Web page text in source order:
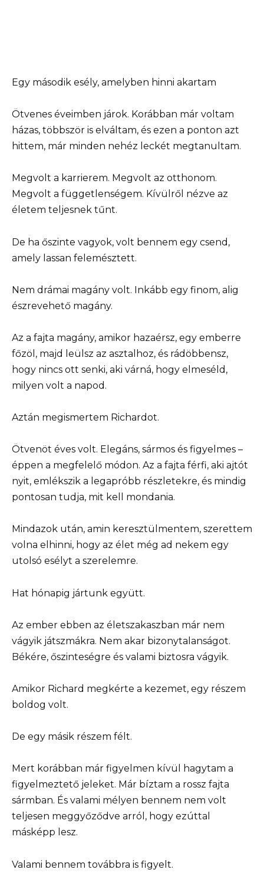
Egy második esély, amelyben hinni akartam
Ötvenes éveimben járok. Korábban már voltam
házas, többször is elváltam, és ezen a ponton azt
hittem, már minden nehéz leckét megtanultam.
Megvolt a karrierem. Megvolt az otthonom.
Megvolt a függetlenségem. Kívülről nézve az
életem teljesnek tűnt.
De ha őszinte vagyok, volt bennem egy csend,
amely lassan felemésztett.
Nem drámai magány volt. Inkább egy finom, alig
észrevehető magány.
Az a fajta magány, amikor hazaérsz, egy emberre
főzöl, majd leülsz az asztalhoz, és rádöbbensz,
hogy nincs ott senki, aki várná, hogy elmeséld,
milyen volt a napod.
Aztán megismertem Richardot.
Ötvenöt éves volt. Elegáns, sármos és figyelmes –
éppen a megfelelő módon. Az a fajta férfi, aki ajtót
nyit, emlékszik a legapróbb részletekre, és mindig
pontosan tudja, mit kell mondania.
Mindazok után, amin keresztülmentem, szerettem
volna elhinni, hogy az élet még ad nekem egy
utolsó esélyt a szerelemre.
Hat hónapig jártunk együtt.
Az ember ebben az életszakaszban már nem
vágyik játszmákra. Nem akar bizonytalanságot.
Békére, őszinteségre és valami biztosra vágyik.
Amikor Richard megkérte a kezemet, egy részem
boldog volt.
De egy másik részem félt.
Mert korábban már figyelmen kívül hagytam a
figyelmeztető jeleket. Már bíztam a rossz fajta
sármban. És valami mélyen bennem nem volt
teljesen meggyőződve arról, hogy ezúttal
másképp lesz.
Valami bennem továbbra is figyelt.